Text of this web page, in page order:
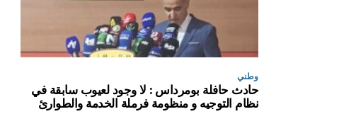
وطني
حادث حافلة بومرداس : لا وجود لعيوب سابقة في
نظام التوجيه و منظومة فرملة الخدمة والطوارئ